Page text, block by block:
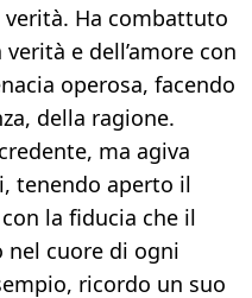
Ha combattuto
e dell’amore con
operosa, facendo
della ragione.
ma agiva
tenendo aperto il
la fiducia che il
nel cuore di ogni
ricordo un suo